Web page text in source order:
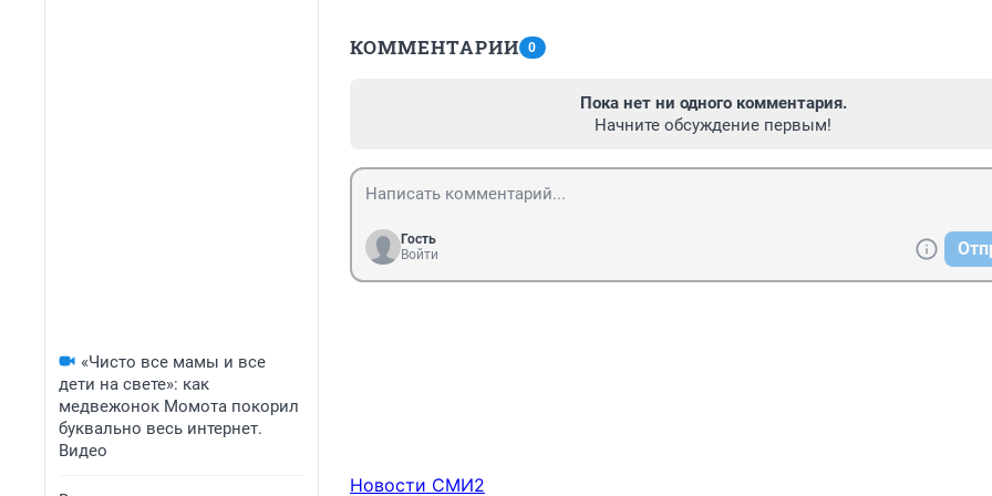
«Чисто все мамы и все
дети на свете»: как
медвежонок Момота покорил
буквально весь интернет.
Видео
КОММЕНТАРИИ 0
Пока нет ни одного комментария.
Начните обсуждение первым!
Гость
Войти
Новости СМИ2